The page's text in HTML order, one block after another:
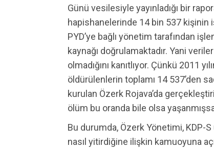
Günü vesilesiyle yayınladığı bir
hapishanelerinde 14 bin 537 kişinin
PYD’ye bağlı yönetim tarafından
kaynağı doğrulamaktadır. Yani
olmadığını kanıtlıyor. Çünkü 2011
öldürülenlerin toplamı 14 537’den
kurulan Özerk Rojava’da
ölüm bu oranda bile olsa
Bu durumda, Özerk Yönetimi, KDP-
nasıl yitirdiğine ilişkin kamuoyuna